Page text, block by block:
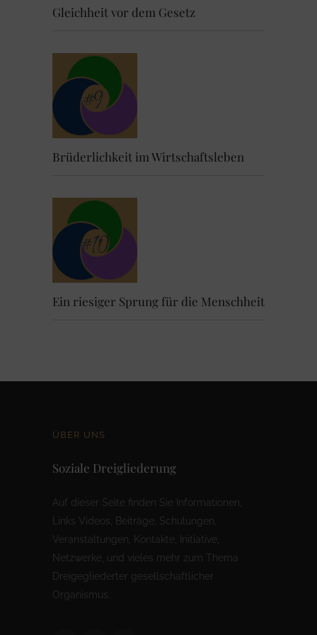
Gleichheit vor dem Gesetz
Brüderlichkeit im Wirtschaftsleben
Ein riesiger Sprung für die Menschheit
ÜBER UNS
Soziale Dreigliederung
Auf dieser Seite finden Sie Informationen,
Links Videos, Beiträge, Schulungen,
Veranstaltungen, Kontakte, Initiative,
Netzwerke, und vieles mehr zum Thema
Dreigegliederter gesellschaftlicher
Organismus.